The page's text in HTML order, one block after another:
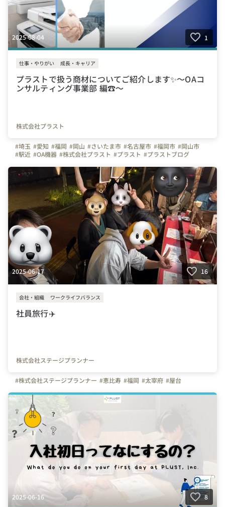
2025-08-04 1
仕事・やりがい 成長・キャリア
プラストで扱う商材についてご紹介します✨～OAコ
ンサルティング事業部 編☎️～
株式会社プラスト
#埼玉 #愛知 #福岡 #岡山 #さいたま市 #名古屋市 #福岡市 #岡山市
#駅近 #OA機器 #株式会社プラスト #プラスト #プラストブログ
#複合機
#営業職 #セキュリティ #防犯
2025-06-17 16
会社・組織 ワークライフバランス
社員旅行✈️
株式会社ステージプランナー
#株式会社ステージプランナー #恵比寿 #福岡 #太宰府 #屋台
2025-06-16 8